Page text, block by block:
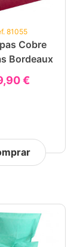
81055
Cobre
Bordeaux
€